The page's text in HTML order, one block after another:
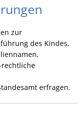
zur
des Kindes,
erfragen.